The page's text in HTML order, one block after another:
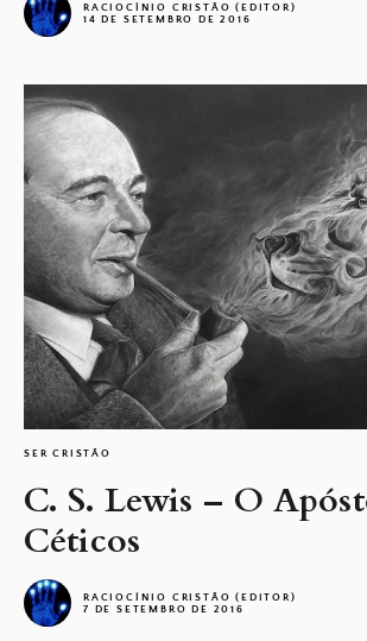
RACIOCÍNIO CRISTÃO (EDITOR)
14 DE SETEMBRO DE 2016
SER CRISTÃO
C. S. Lewis – O
Céticos
RACIOCÍNIO CRISTÃO (EDITOR)
7 DE SETEMBRO DE 2016